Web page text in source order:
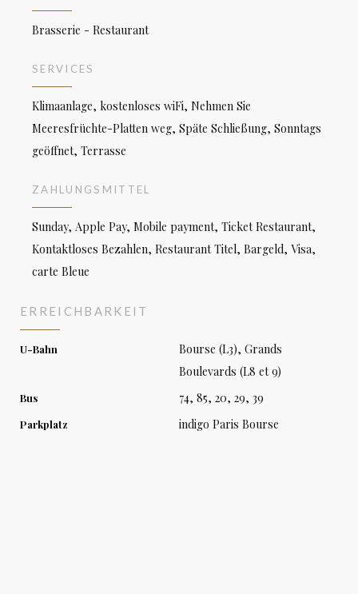
Brasserie - Restaurant
SERVICES
Klimaanlage, kostenloses wiFi, Nehmen Sie
Meeresfrüchte-Platten weg, Späte Schließung, Sonntags
geöffnet, Terrasse
ZAHLUNGSMITTEL
Sunday, Apple Pay, Mobile payment, Ticket Restaurant,
Kontaktloses Bezahlen, Restaurant Titel, Bargeld, Visa,
carte Bleue
ERREICHBARKEIT
U-Bahn
Bourse (L3), Grands
Boulevards (L8 et 9)
Bus 74, 85, 20, 29, 39
Parkplatz indigo Paris Bourse